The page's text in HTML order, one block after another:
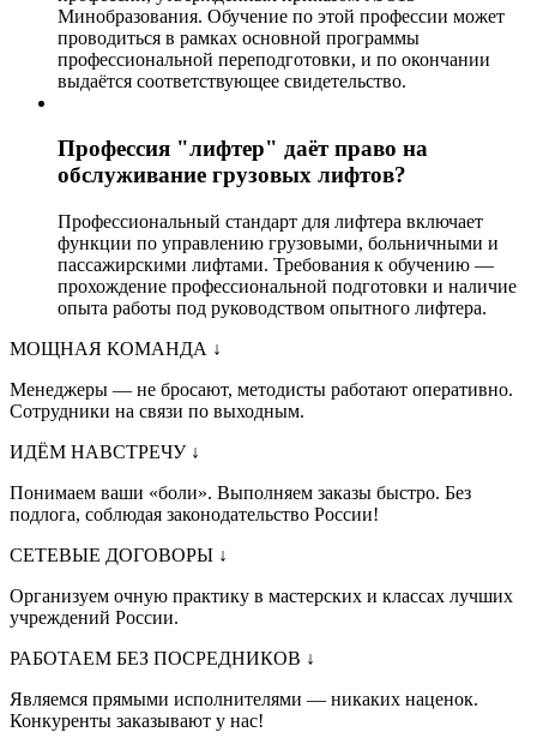
Минобразования. Обучение по этой профессии может
проводиться в рамках основной программы
профессиональной переподготовки, и по окончании
выдаётся соответствующее свидетельство.
Профессия "лифтер" даёт право на
обслуживание грузовых лифтов?
Профессиональный стандарт для лифтера включает
функции по управлению грузовыми, больничными и
пассажирскими лифтами. Требования к обучению —
прохождение профессиональной подготовки и наличие
опыта работы под руководством опытного лифтера.
МОЩНАЯ КОМАНДА ↓
Менеджеры — не бросают, методисты работают оперативно.
Сотрудники на связи по выходным.
ИДЁМ НАВСТРЕЧУ ↓
Понимаем ваши «боли». Выполняем заказы быстро. Без
подлога, соблюдая законодательство России!
СЕТЕВЫЕ ДОГОВОРЫ ↓
Организуем очную практику в мастерских и классах лучших
учреждений России.
РАБОТАЕМ БЕЗ ПОСРЕДНИКОВ ↓
Являемся прямыми исполнителями — никаких наценок.
Конкуренты заказывают у нас!